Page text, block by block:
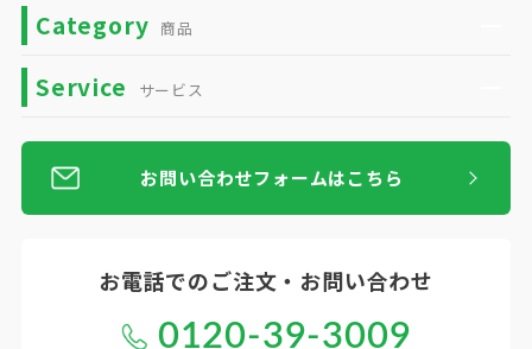
Category 商品
Service サービス
お問い合わせフォームはこちら
お電話でのご注文・お問い合わせ
0120-39-3009